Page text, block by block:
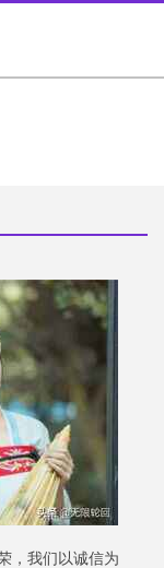
，我们以诚信为